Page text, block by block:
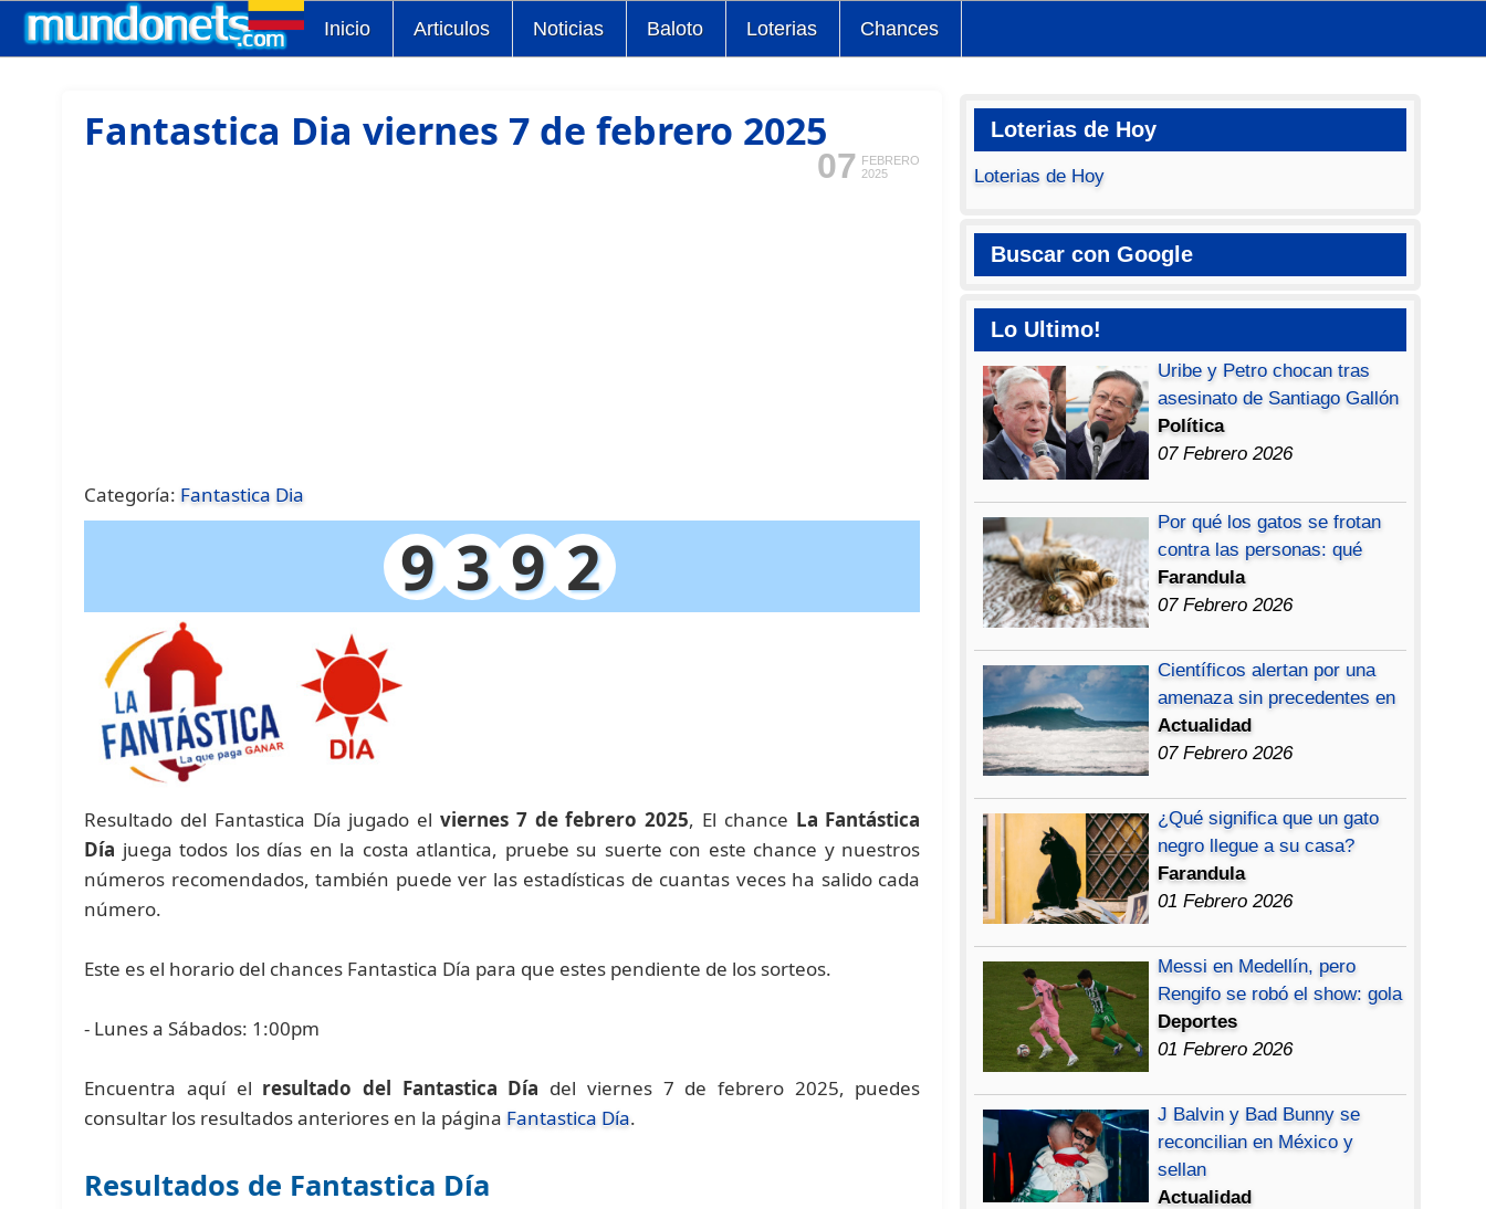
Inicio Articulos Noticias Baloto Loterias Chances
Fantastica Dia viernes 7 de febrero 2025
07 FEBRERO
2025
Categoría: Fantastica Dia
9 3 9 2
Resultado del Fantastica Día jugado el viernes 7 de febrero 2025, El chance La Fantástica
Día juega todos los días en la costa atlantica, pruebe su suerte con este chance y nuestros
números recomendados, también puede ver las estadísticas de cuantas veces ha salido cada
número.
Este es el horario del chances Fantastica Día para que estes pendiente de los sorteos.
- Lunes a Sábados: 1:00pm
Encuentra aquí el resultado del Fantastica Día del viernes 7 de febrero 2025, puedes
consultar los resultados anteriores en la página Fantastica Día.
Resultados de Fantastica Día
Loterias de Hoy
Loterias de Hoy
Buscar con Google
Lo Ultimo!
Uribe y Petro chocan tras
asesinato de Santiago Gallón
Política
07 Febrero 2026
Por qué los gatos se frotan
contra las personas: qué
Farandula
07 Febrero 2026
Científicos alertan por una
amenaza sin precedentes en
Actualidad
07 Febrero 2026
¿Qué significa que un gato
negro llegue a su casa?
Farandula
01 Febrero 2026
Messi en Medellín, pero
Rengifo se robó el show: gola
Deportes
01 Febrero 2026
J Balvin y Bad Bunny se
reconcilian en México y
sellan
Actualidad